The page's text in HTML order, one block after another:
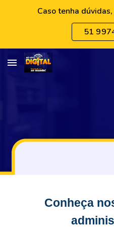
Caso tenha
51
Conheça